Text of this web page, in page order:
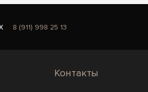
8 (911) 998 25 13
Контакты